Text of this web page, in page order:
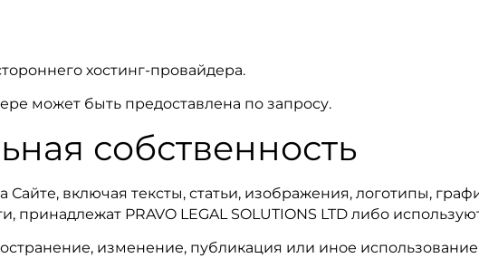
хостинг-провайдера.
может быть предоставлена по запросу.
собственность
включая тексты, статьи, изображения, логотипы,
принадлежат PRAVO LEGAL SOLUTIONS LTD либо
изменение, публикация или иное